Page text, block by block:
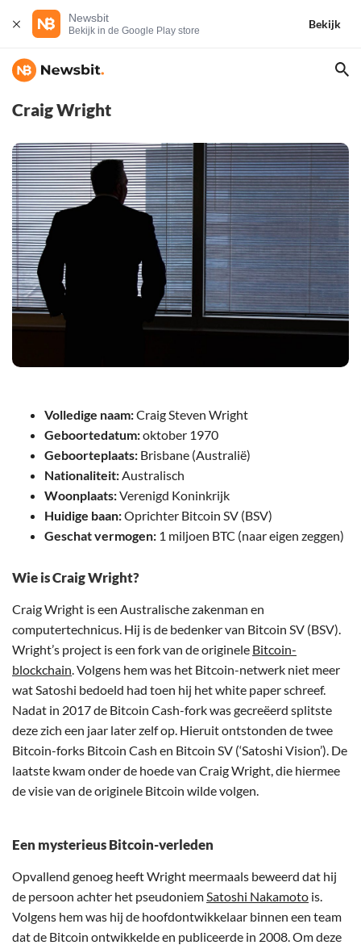
Newsbit
Bekijk in de Google Play store
Bekijk
Craig Wright
Volledige naam:Craig Steven Wright
Geboortedatum:oktober 1970
Geboorteplaats: Brisbane (Australië)
Nationaliteit:Australisch
Woonplaats:Verenigd Koninkrijk
Huidige baan:Oprichter Bitcoin SV (BSV)
Geschat vermogen: 1 miljoen BTC (naar eigen zeggen)
Wie is Craig Wright?
Craig Wright is een Australische zakenman en
computertechnicus. Hij is de bedenker van Bitcoin SV (BSV).
Wright’s project is een fork van de originele Bitcoin-
blockchain. Volgens hem was het Bitcoin-netwerk niet meer
wat Satoshi bedoeld had toen hij het white paper schreef.
Nadat in 2017 de Bitcoin Cash-fork was gecreëerd splitste
deze zich een jaar later zelf op. Hieruit ontstonden de twee
Bitcoin-forks Bitcoin Cash en Bitcoin SV (‘Satoshi Vision’). De
laatste kwam onder de hoede van Craig Wright, die hiermee
de visie van de originele Bitcoin wilde volgen.
Een mysterieus Bitcoin-verleden
Opvallend genoeg heeft Wright meermaals beweerd dat hij
de persoon achter het pseudoniemSatoshi Nakamoto is.
Volgens hem was hij de hoofdontwikkelaar binnen een team
dat de Bitcoin ontwikkelde en publiceerde in 2008. Om deze